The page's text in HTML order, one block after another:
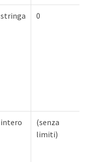
stringa 0
intero
(senza
limiti)